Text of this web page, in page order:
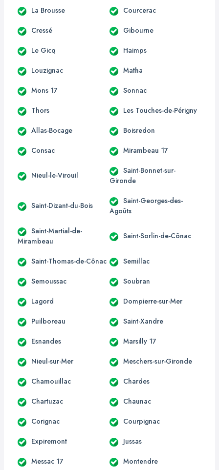
La Brousse Courcerac
Cressé Gibourne
Le Gicq Haimps
Louzignac Matha
Mons 17 Sonnac
Thors Les Touches-de-Périgny
Allas-Bocage Boisredon
Consac Mirambeau 17
Nieul-le-Virouil
Saint-Bonnet-sur-
Gironde
Saint-Dizant-du-Bois
Saint-Georges-des-
Agoûts
Saint-Martial-de-
Mirambeau
Saint-Sorlin-de-Cônac
Saint-Thomas-de-Cônac Semillac
Semoussac Soubran
Lagord Dompierre-sur-Mer
Puilboreau Saint-Xandre
Esnandes Marsilly 17
Nieul-sur-Mer Meschers-sur-Gironde
Chamouillac Chardes
Chartuzac Chaunac
Corignac Courpignac
Expiremont Jussas
Messac 17 Montendre